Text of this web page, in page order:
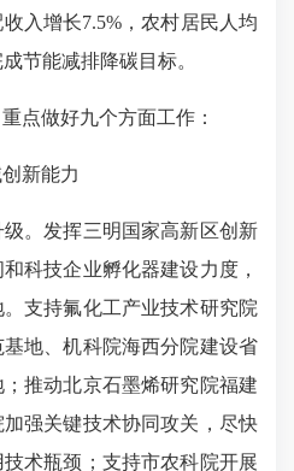
入增长7.5%，农村居民人均
节能减排降碳目标。
做好九个方面工作：
新能力
。发挥三明国家高新区创新
科技企业孵化器建设力度，
支持氟化工产业技术研究院
地、机科院海西分院建设省
推动北京石墨烯研究院福建
强关键技术协同攻关，尽快
术瓶颈；支持市农科院开展